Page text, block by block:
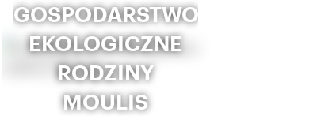
GOSPODARSTWO
EKOLOGICZNE
RODZINY
MOULIS